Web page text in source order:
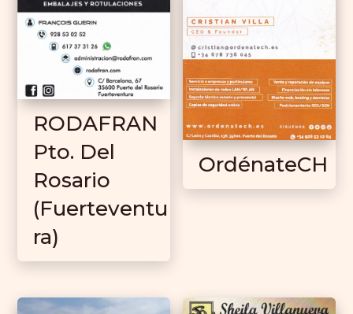
RODAFRAN
Pto. Del
Rosario
(Fuerteventu
ra)
OrdénateCH